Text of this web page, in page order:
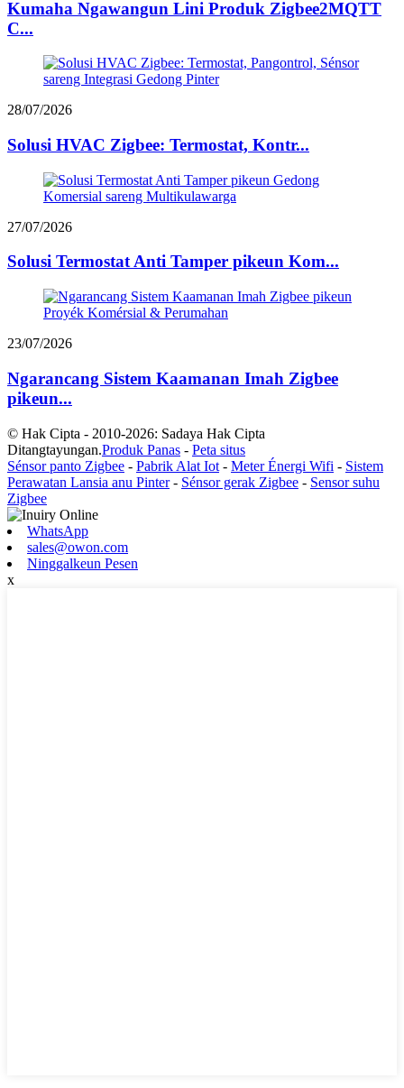
Kumaha Ngawangun Lini Produk Zigbee2MQTT
C...
28/07/2026
Solusi HVAC Zigbee: Termostat, Kontr...
27/07/2026
Solusi Termostat Anti Tamper pikeun Kom...
23/07/2026
Ngarancang Sistem Kaamanan Imah Zigbee
pikeun...
© Hak Cipta - 2010-2026: Sadaya Hak Cipta
Ditangtayungan.Produk Panas - Peta situs
Sénsor panto Zigbee - Pabrik Alat Iot - Meter Énergi Wifi - Sistem
Perawatan Lansia anu Pinter- Sénsor gerak Zigbee - Sensor suhu
Zigbee
WhatsApp
sales@owon.com
Ninggalkeun Pesen
x